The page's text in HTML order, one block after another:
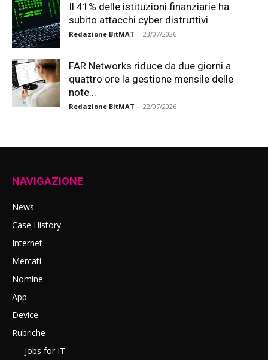
Il 41% delle istituzioni finanziarie ha
subito attacchi cyber distruttivi
Redazione BitMAT - 23/07/2026
FAR Networks riduce da due giorni a
quattro ore la gestione mensile delle
note...
Redazione BitMAT - 22/07/2026
NAVIGAZIONE
News
Case History
Internet
Mercati
Nomine
App
Device
Rubriche
Jobs for IT